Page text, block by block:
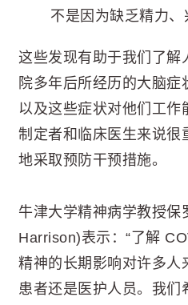
不是因为缺乏精力、
这些发现有助于我们了解
院多年后所经历的大脑症
以及这些症状对他们工作
制定者和临床医生来说很
地采取预防干预措施。
牛津大学精神病学教授保
Harrison)表示：“了解
精神的长期影响对许多人
患者还是医护人员。我们